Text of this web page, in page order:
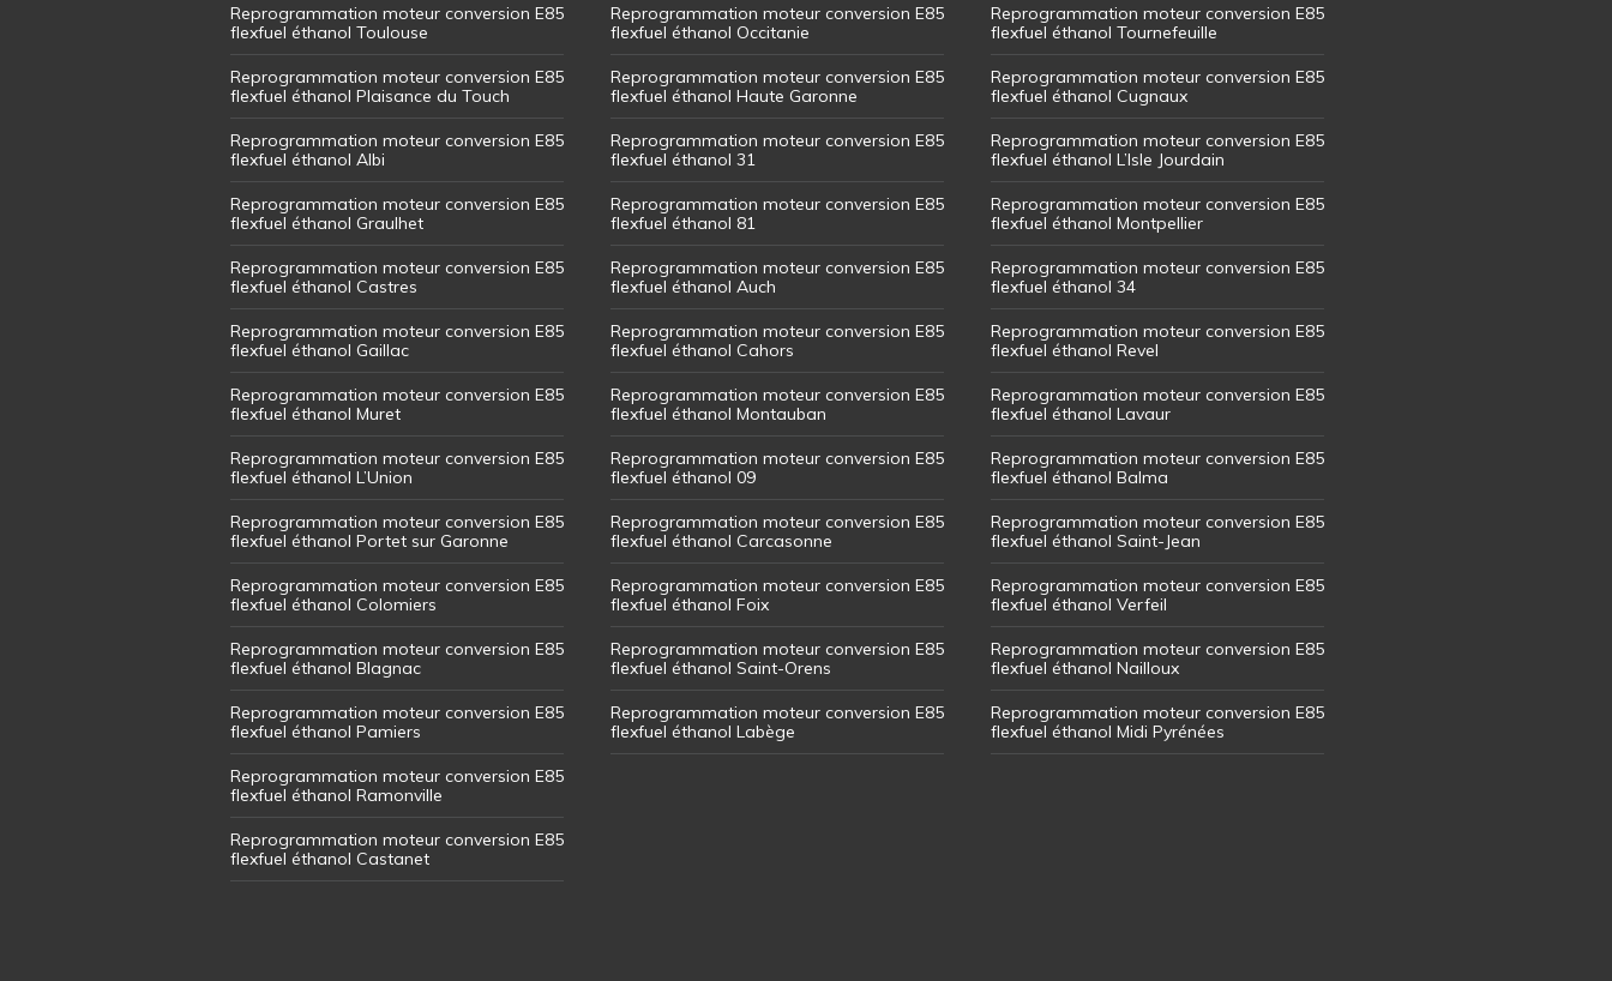
Reprogrammation moteur conversion E85
flexfuel éthanol Toulouse
Reprogrammation moteur conversion E85
flexfuel éthanol Plaisance du Touch
Reprogrammation moteur conversion E85
flexfuel éthanol Albi
Reprogrammation moteur conversion E85
flexfuel éthanol Graulhet
Reprogrammation moteur conversion E85
flexfuel éthanol Castres
Reprogrammation moteur conversion E85
flexfuel éthanol Gaillac
Reprogrammation moteur conversion E85
flexfuel éthanol Muret
Reprogrammation moteur conversion E85
flexfuel éthanol L’Union
Reprogrammation moteur conversion E85
flexfuel éthanol Portet sur Garonne
Reprogrammation moteur conversion E85
flexfuel éthanol Colomiers
Reprogrammation moteur conversion E85
flexfuel éthanol Blagnac
Reprogrammation moteur conversion E85
flexfuel éthanol Pamiers
Reprogrammation moteur conversion E85
flexfuel éthanol Ramonville
Reprogrammation moteur conversion E85
flexfuel éthanol Castanet
Reprogrammation moteur conversion E85
flexfuel éthanol Occitanie
Reprogrammation moteur conversion E85
flexfuel éthanol Haute Garonne
Reprogrammation moteur conversion E85
flexfuel éthanol 31
Reprogrammation moteur conversion E85
flexfuel éthanol 81
Reprogrammation moteur conversion E85
flexfuel éthanol Auch
Reprogrammation moteur conversion E85
flexfuel éthanol Cahors
Reprogrammation moteur conversion E85
flexfuel éthanol Montauban
Reprogrammation moteur conversion E85
flexfuel éthanol 09
Reprogrammation moteur conversion E85
flexfuel éthanol Carcasonne
Reprogrammation moteur conversion E85
flexfuel éthanol Foix
Reprogrammation moteur conversion E85
flexfuel éthanol Saint-Orens
Reprogrammation moteur conversion E85
flexfuel éthanol Labège
Reprogrammation moteur conversion E85
flexfuel éthanol Tournefeuille
Reprogrammation moteur conversion E85
flexfuel éthanol Cugnaux
Reprogrammation moteur conversion E85
flexfuel éthanol L’Isle Jourdain
Reprogrammation moteur conversion E85
flexfuel éthanol Montpellier
Reprogrammation moteur conversion E85
flexfuel éthanol 34
Reprogrammation moteur conversion E85
flexfuel éthanol Revel
Reprogrammation moteur conversion E85
flexfuel éthanol Lavaur
Reprogrammation moteur conversion E85
flexfuel éthanol Balma
Reprogrammation moteur conversion E85
flexfuel éthanol Saint-Jean
Reprogrammation moteur conversion E85
flexfuel éthanol Verfeil
Reprogrammation moteur conversion E85
flexfuel éthanol Nailloux
Reprogrammation moteur conversion E85
flexfuel éthanol Midi Pyrénées